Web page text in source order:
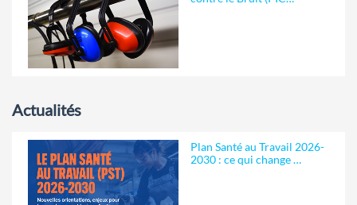
Actualités
Plan Santé au Travail 2026-
2030 : ce qui change …